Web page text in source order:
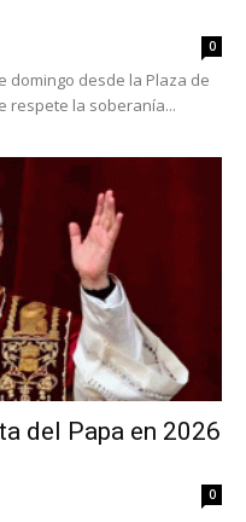
0
domingo desde la Plaza de
respete la soberanía...
del Papa en 2026
0